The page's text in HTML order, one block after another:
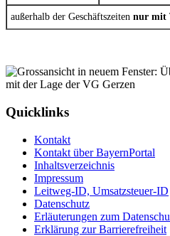
außerhalb der Geschäftszeiten nur mit
Quicklinks
Kontakt
Kontakt über BayernPortal
Inhaltsverzeichnis
Impressum
Leitweg-ID, Umsatzsteuer-ID
Datenschutz
Erläuterungen zum
Erklärung zur Barrierefreiheit